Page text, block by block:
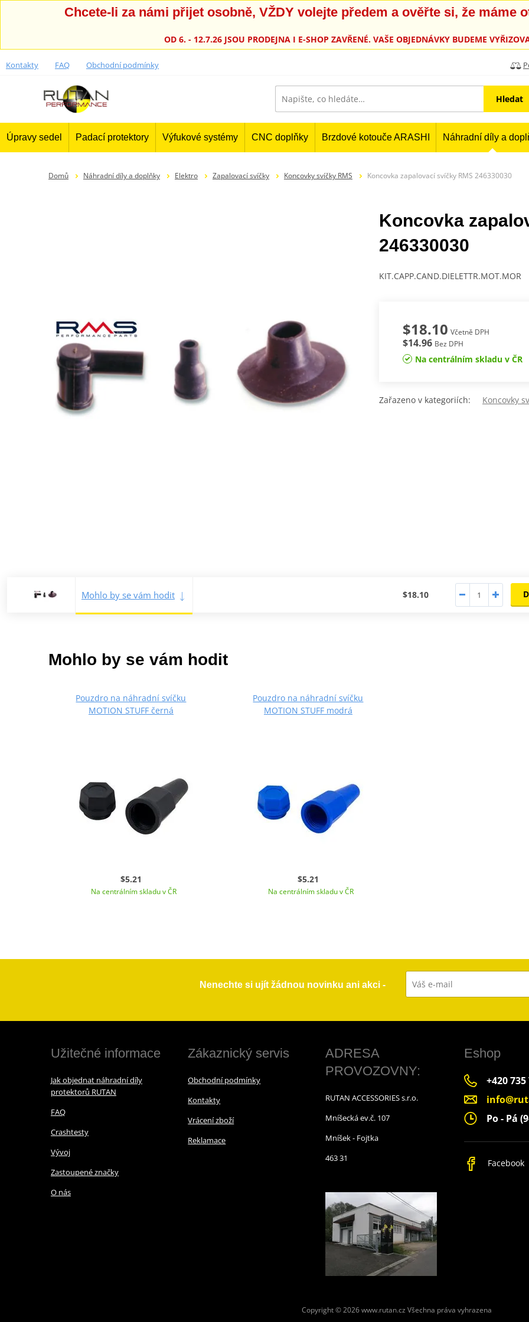
Chcete-li za námi přijet osobně, VŽDY volejte předem a ověřte si, že máme
OD 6. - 12.7.26 JSOU PRODEJNA I E-SHOP ZAVŘENÉ. VAŠE OBJEDNÁVKY BUDEME
Kontakty FAQ Obchodní podmínky
Hledat
Úpravy sedel Padací protektory Výfukové systémy CNC doplňky Brzdové kotouče ARASHI Náhradní díly a
Domů Náhradní díly a doplňky Elektro Zapalovací svíčky Koncovky svíčky RMS Koncovka zapalovací svíčky RMS 246330030
Koncovka
246330030
KIT.CAPP.CAND.DIELETTR.MOT.MOR
$18.10 Včetně DPH
$14.96 Bez DPH
Na centrálním skladu v ČR
Zařazeno v kategoriích: Koncovky
Mohlo by se vám hodit $18.10
Mohlo by se vám hodit
Pouzdro na náhradní svíčku
MOTION STUFF černá
$5.21
Na centrálním skladu v ČR
Pouzdro na náhradní svíčku
MOTION STUFF modrá
$5.21
Na centrálním skladu v ČR
Nenechte si ujít žádnou novinku ani akci -
Užitečné informace
Jak objednat náhradní díly
protektorů RUTAN
FAQ
Crashtesty
Vývoj
Zastoupené značky
O nás
Zákaznický servis
Obchodní podmínky
Kontakty
Vrácení zboží
Reklamace
ADRESA
PROVOZOVNY:
RUTAN ACCESSORIES s.r.o.
Mníšecká ev.č. 107
Mníšek - Fojtka
463 31
Eshop
+420 735
Po - Pá
Facebook
Copyright © 2026 www.rutan.cz Všechna práva vyhrazena